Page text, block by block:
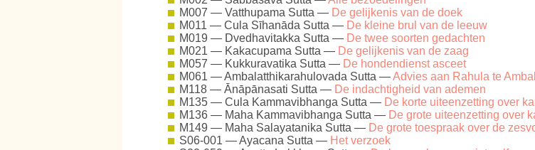
M007 — Vatthupama Sutta — De gelijkenis van de doek
M011 — Cula Sīhanāda Sutta — De kleine brul van de leeuw
M019 — Dvedhavitakka Sutta — De twee soorten gedachten
M021 — Kakacupama Sutta — De gelijkenis van de zaag
M057 — Kukkuravatika Sutta — De hondendienst asceet
M061 — Ambalatthikarahulovada Sutta —Advies aan Rahula te
M118 — Ānāpānasati Sutta — De indachtigheid van ademen
M135 — Cula Kammavibhanga Sutta — De korte uiteenzetting over
M136 — Maha Kammavibhanga Sutta — De grote uiteenzetting over
M149 — Maha Salayatanika Sutta — De grote toespraak over de
S06-001 — Ayacana Sutta — Het verzoek